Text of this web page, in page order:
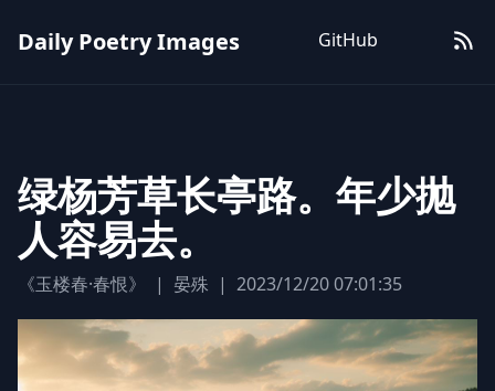
Daily Poetry Images GitHub
绿杨芳草长亭路。年少抛
人容易去。
《玉楼春·春恨》 | 晏殊 | 2023/12/20 07:01:35